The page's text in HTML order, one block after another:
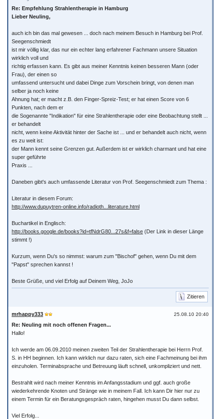
Re: Empfehlung Strahlentherapie in Hamburg
Lieber Neuling,
auch ich bin das mal gewesen ... doch nach meinem Besuch in Hamburg bei Prof.
Seegenschmiedt
ist mir völlig klar, das nur ein echter lang erfahrener Fachmann unsere Situation
wirklich voll und
richtig erfassen kann. Es gibt aus meiner Kenntnis keinen besseren Mann (oder
Frau), der einen so
umfassend untersucht und dabei Dinge zum Vorschein bringt, von denen man
selber ja noch keine
Ahnung hat; er macht z.B. den Finger-Spreiz-Test; er hat einen Score von 6
Punkten, nach dem er
die Sogenannte "Indikation" für eine Strahlentherapie oder eine Beobachtung stellt ...
er behandelt
nicht, wenn keine Aktivität hinter der Sache ist ... und er behandelt auch nicht, wenn
es zu weit ist:
der Mann kennt seine Grenzen gut. Außerdem ist er wirklich charmant und hat eine
super geführte
Praxis ...
Daneben gibt's auch umfassende Literatur von Prof. Seegenschmiedt zum Thema :
Literatur in diesem Forum:
http://www.dupuytren-online.info/radioth...literature.html
Buchartikel in Englisch:
http://books.google.de/books?id=tfNdrG80...27s&f=false (Der Link in dieser Länge
stimmt !)
Kurzum, wenn Du's so nimmst: warum zum "Bischof" gehen, wenn Du mit dem
"Papst" sprechen kannst !
Beste Grüße, und viel Erfolg auf Deinem Weg, JoJo
Zitieren
25.08.10 20:40
mrhappy333
Re: Neuling mit noch offenen Fragen...
Hallo!
Ich werde am 06.09.2010 meinen zweiten Teil der Strahlentherapie bei Herrn Prof.
S. in HH beginnen. Ich kann wirklich nur dazu raten, sich eine Fachmeinung bei ihm
einzuholen. Terminabsprache und Betreuung läuft schnell, unkompliziert und nett.
Bestrahlt wird nach meiner Kenntnis im Anfangsstadium und ggf. auch große
wiederkehrende Knoten und Stränge wie in meinem Fall. Ich kann Dir hier nur zu
einem Termin für ein Beratungsgespräch raten, hingehen musst Du dann selbst.
Viel Erfolg...